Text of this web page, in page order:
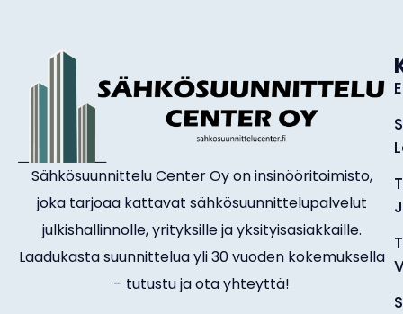
Sähkösuunnittelu Center Oy on insinööritoimisto,
joka tarjoaa kattavat sähkösuunnittelupalvelut
julkishallinnolle, yrityksille ja yksityisasiakkaille.
Laadukasta suunnittelua yli 30 vuoden kokemuksella
– tutustu ja ota yhteyttä!